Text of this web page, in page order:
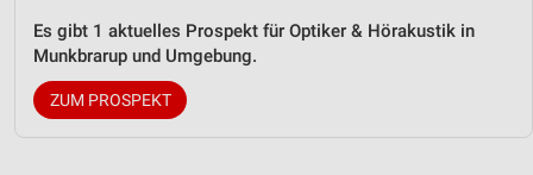
Es gibt 1 aktuelles Prospekt für Optiker & Hörakustik in
Munkbrarup und Umgebung.
ZUM PROSPEKT